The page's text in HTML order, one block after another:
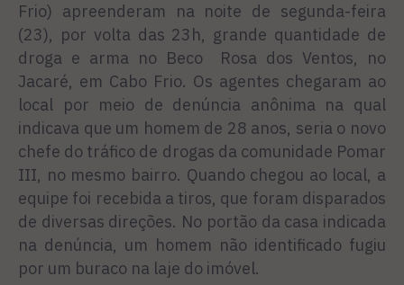
Frio) apreenderam na noite de segunda-feira
(23), por volta das 23h, grande quantidade de
droga e arma no Beco Rosa dos Ventos, no
Jacaré, em Cabo Frio. Os agentes chegaram ao
local por meio de denúncia anônima na qual
indicava que um homem de 28 anos, seria o novo
chefe do tráfico de drogas da comunidade Pomar
III, no mesmo bairro. Quando chegou ao local, a
equipe foi recebida a tiros, que foram disparados
de diversas direções. No portão da casa indicada
na denúncia, um homem não identificado fugiu
por um buraco na laje do imóvel.